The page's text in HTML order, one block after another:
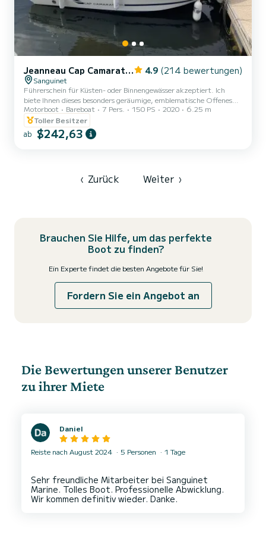
Jeanneau Cap Camarat 625 4.9 (214 bewertungen)
Sanguinet
Führerschein für Küsten- oder Binnengewässer akzeptiert. Ich
biete Ihnen dieses besonders geräumige, emblematische Offenes
Boot an. Die vielen Sitzbänke bieten jedem an Bord Platz und die
Konsole viel Stauraum. Seine hohen Seiten sind auch sehr sicher für
die Kleinsten. Sehr einfach zu handhaben, wird es Sie zur
Entdeckung des großen Sees und seiner wilden Strände bringen,
Motorboot Bareboat 7 Pers. 150 PS 2020
6.25 m
Toller Besitzer
ab $242,63
‹ Zurück Weiter ›
Brauchen Sie Hilfe, um das perfekte
Boot zu finden?
Ein Experte findet die besten Angebote für Sie!
Fordern Sie ein Angebot an
Die Bewertungen unserer Benutzer
zu ihrer Miete
Daniel
Reiste nach August 2024 5 Personen 1 Tage
Sehr freundliche Mitarbeiter bei Sanguinet
Marine. Tolles Boot. Professionelle Abwicklung.